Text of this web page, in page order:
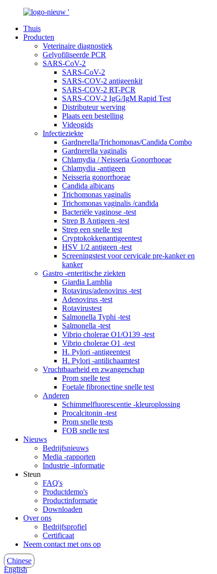
Thuis
Producten
Veterinaire diagnostiek
Gelyofiliseerde PCR
SARS-CoV-2
SARS-CoV-2
SARS-COV-2 antigeenkit
SARS-COV-2 RT-PCR
SARS-COV-2 IgG/IgM Rapid Test
Distributeur werving
Plaats een bestelling
Videogids
Infectieziekte
Gardnerella/Trichomonas/Candida Combo
Gardnerella vaginalis
Chlamydia / Neisseria Gonorrhoeae
Chlamydia -antigeen
Neisseria gonorrhoeae
Candida albicans
Trichomonas vaginalis
Trichomonas vaginalis /candida
Bacteriële vaginose -test
Strep B Antigeen -test
Strep een snelle test
Cryptokokkenantigeentest
HSV 1/2 antigeen -test
Screeningstest voor cervicale pre-kanker en
kanker
Gastro -enteritische ziekten
Giardia Lamblia
Rotavirus/adenovirus -test
Adenovirus -test
Rotavirustest
Salmonella Typhi -test
Salmonella -test
Vibrio cholerae O1/O139 -test
Vibrio cholerae O1 -test
H. Pylori -antigeentest
H. Pylori -antilichaamtest
Vruchtbaarheid en zwangerschap
Prom snelle test
Foetale fibronectine snelle test
Anderen
Schimmelfluorescentie -kleuroplossing
Procalcitonin -test
Prom snelle tests
FOB snelle test
Nieuws
Bedrijfsnieuws
Media -rapporten
Industrie -informatie
Steun
FAQ's
Productdemo's
Productinformatie
Downloaden
Over ons
Bedrijfsprofiel
Certificaat
Neem contact met ons op
Chinese
English